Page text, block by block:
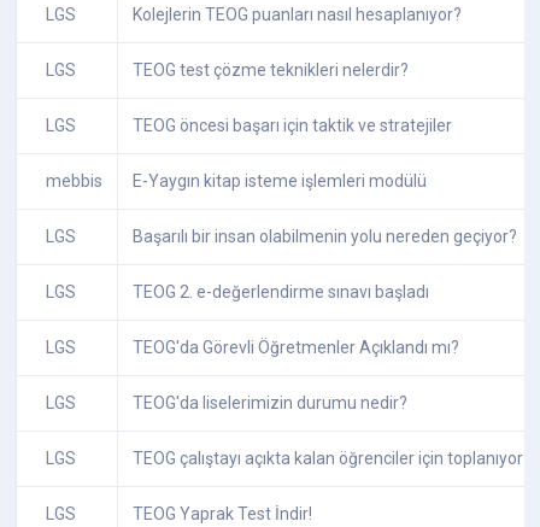
LGS Kolejlerin TEOG puanları nasıl hesaplanıyor?
LGS TEOG test çözme teknikleri nelerdir?
LGS TEOG öncesi başarı için taktik ve stratejiler
mebbis E-Yaygın kitap isteme işlemleri modülü
LGS Başarılı bir insan olabilmenin yolu nereden geçiyor?
LGS TEOG 2. e-değerlendirme sınavı başladı
LGS TEOG'da Görevli Öğretmenler Açıklandı mı?
LGS TEOG'da liselerimizin durumu nedir?
LGS TEOG çalıştayı açıkta kalan öğrenciler için toplanıyor
LGS TEOG Yaprak Test İndir!